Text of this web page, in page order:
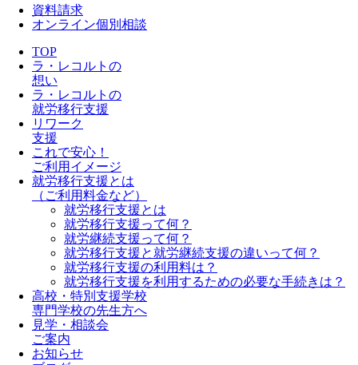
資料請求
オンライン個別相談
TOP
ラ・レコルトの
想い
ラ・レコルトの
就労移行支援
リワーク
支援
これで安心！
ご利用イメージ
就労移行支援とは
（ご利用料金など）
就労移行支援とは
就労移行支援って何？
就労継続支援って何？
就労移行支援と就労継続支援の違いって何？
就労移行支援の利用料は？
就労移行支援を利用するための必要な手続きは？
高校・特別支援学校
専門学校の先生方へ
見学・相談会
ご案内
お知らせ